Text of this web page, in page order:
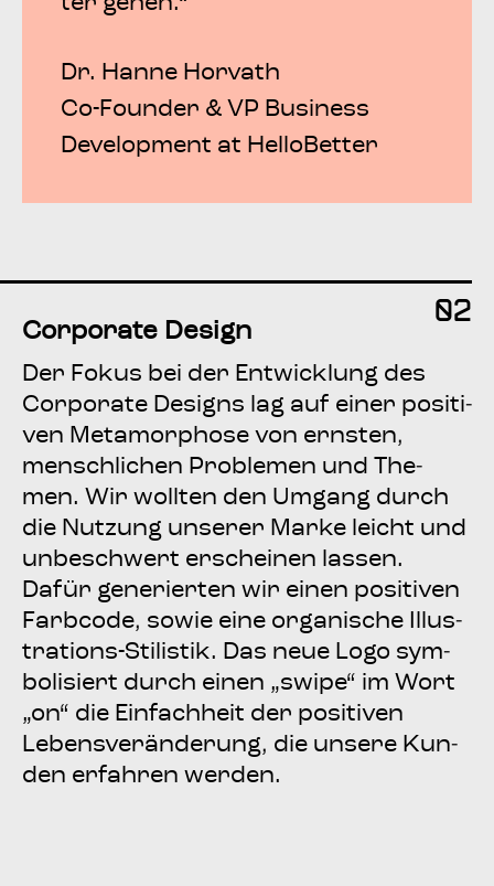
Dr. Han­ne Hor­vath
Co-Foun­der & VP Busi­ness
Deve­lo­p­ment at HelloBetter
02
Cor­po­ra­te Design
Der Fokus bei der Ent­wick­lung des
Cor­po­ra­te Designs lag auf einer posi­ti­
ven Meta­mor­pho­se von erns­ten,
mensch­li­chen Pro­ble­men und The­
men. Wir woll­ten den Umgang durch
die Nut­zung unse­rer Mar­ke leicht und
unbe­schwert erschei­nen las­sen.
Dafür gene­rier­ten wir einen posi­ti­ven
Farb­code, sowie eine orga­ni­sche Illus­
tra­ti­ons-Sti­lis­tik. Das neue Logo sym­
bo­li­siert durch einen „swi­pe“ im Wort
„on“ die Ein­fach­heit der posi­ti­ven
Lebens­ver­än­de­rung, die unse­re Kun­
den erfah­ren werden.